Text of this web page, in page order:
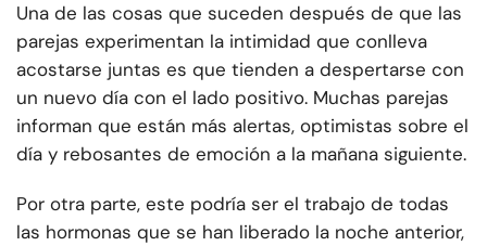
Una de las cosas que suceden después de que las
parejas experimentan la intimidad que conlleva
acostarse juntas es que tienden a despertarse con
un nuevo día con el lado positivo. Muchas parejas
informan que están más alertas, optimistas sobre el
día y rebosantes de emoción a la mañana siguiente.
Por otra parte, este podría ser el trabajo de todas
las hormonas que se han liberado la noche anterior,